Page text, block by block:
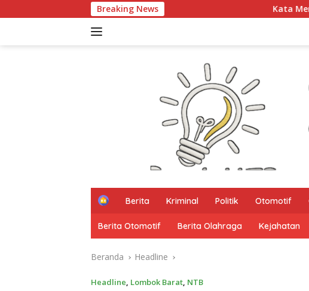
ke
Breaking News Kata Mereka Smart City,
H
m
e
Berita Kriminal Politik Otomotif
Berita Otomotif Berita Olahraga Kejahatan
Beranda Headline
Headline, Lombok Barat, NTB